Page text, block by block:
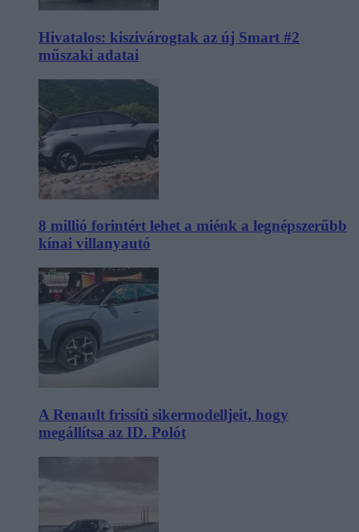
Hivatalos: kiszivárogtak az új Smart #2
műszaki adatai
8 millió forintért lehet a miénk a legnépszerűbb
kínai villanyautó
A Renault frissíti sikermodelljeit, hogy
megállítsa az ID. Polót